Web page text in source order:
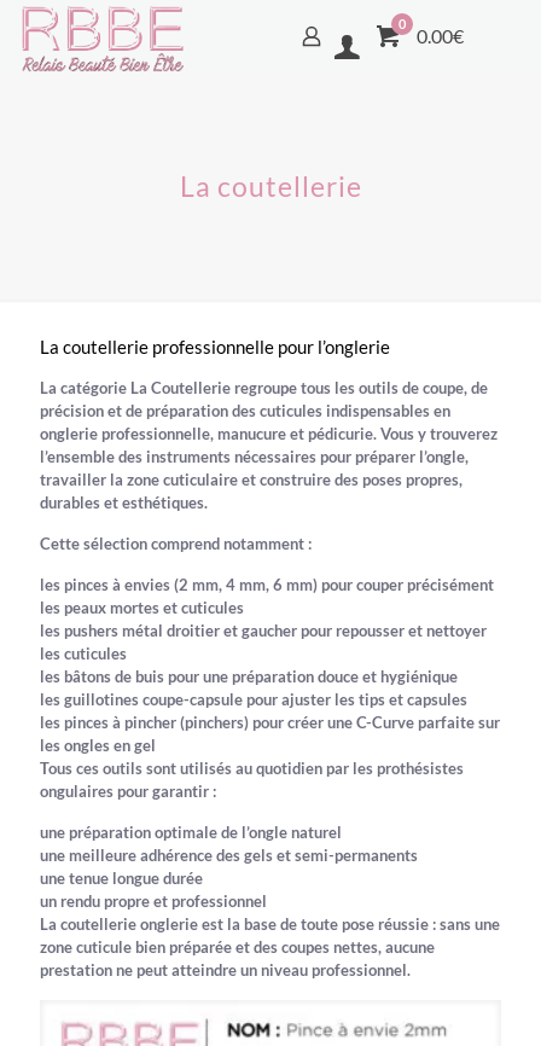
0
0.00€
La coutellerie
La coutellerie professionnelle pour l’onglerie
La catégorie La Coutellerie regroupe tous lesoutils de coupe, de
précision et de préparation des cuticules indispensables en
onglerie professionnelle, manucureet pédicurie. Vous y trouverez
l’ensemble des instruments nécessaires pour préparer l’ongle,
travailler la zone cuticulaire et construire des poses propres,
durables et esthétiques.
Cette sélection comprend notamment :
les pinces à envies(2 mm, 4 mm, 6 mm) pour couper précisément
les peaux mortes et cuticules
les pushers métal droitier et gaucher pour repousser et nettoyer
les cuticules
les bâtons de buis pour une préparation douce et hygiénique
lesguillotines coupe-capsule pour ajuster les tips et capsules
les pinces à pincher (pinchers) pour créer une C-Curve parfaite sur
les ongles en gel
Tous ces outils sont utilisés au quotidien par les prothésistes
ongulaires pour garantir :
une préparation optimale de l’ongle naturel
une meilleure adhérence des gels et semi-permanents
unetenue longue durée
un rendu propre et professionnel
La coutellerie onglerie est la base de toute pose réussie : sans une
zone cuticule bien préparée et des coupes nettes, aucune
prestation ne peut atteindre un niveau professionnel.